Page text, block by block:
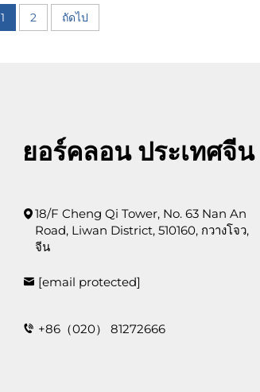
1 2 ถัดไป
ยอร์คลอน ประเทศจีน
18/F Cheng Qi Tower, No. 63 Nan An
Road, Liwan District, 510160, กวางโจว,
จีน
[email protected]
+86（020） 81272666